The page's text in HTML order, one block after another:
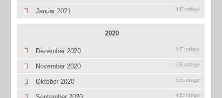
Januar 2021 4 Einträge
2020
Dezember 2020 4 Einträge
November 2020 2 Einträge
Oktober 2020 6 Einträge
4 Einträge